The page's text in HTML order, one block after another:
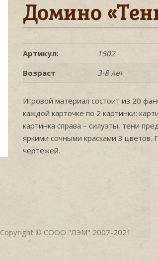
Домино
Артикул:
1502
Возраст
3-8 лет
Игровой материал состоит из 20
каждой карточке по 2 картинки:
картинка справа – силуэты, тени
яркими сочными красками 3 цветов.
чертежей.
Copyright © СООО "ЛЭМ" 2007-2021